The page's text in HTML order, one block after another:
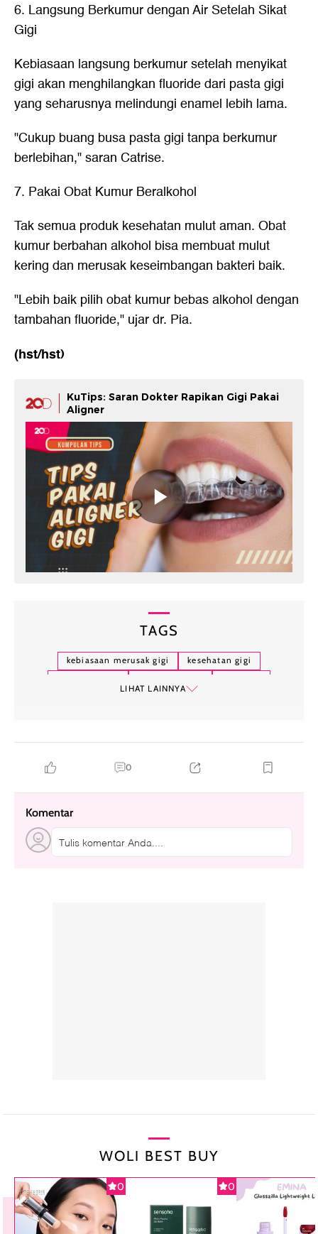
6. Langsung Berkumur dengan Air Setelah Sikat
Gigi
Kebiasaan langsung berkumur setelah menyikat
gigi akan menghilangkan fluoride dari pasta gigi
yang seharusnya melindungi enamel lebih lama.
"Cukup buang busa pasta gigi tanpa berkumur
berlebihan," saran Catrise.
7. Pakai Obat Kumur Beralkohol
Tak semua produk kesehatan mulut aman. Obat
kumur berbahan alkohol bisa membuat mulut
kering dan merusak keseimbangan bakteri baik.
"Lebih baik pilih obat kumur bebas alkohol dengan
tambahan fluoride," ujar dr. Pia.
(hst/hst)
KuTips: Saran Dokter Rapikan Gigi Pakai
Aligner
TAGS
kebiasaan merusak gigi
kesehatan gigi
LIHAT LAINNYA
0
Komentar
Tulis komentar Anda....
WOLI BEST BUY
0 0